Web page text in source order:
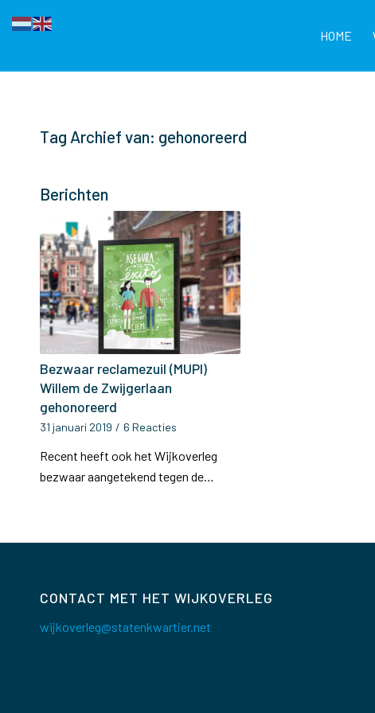
HOME
Tag Archief van: gehonoreerd
Berichten
Bezwaar reclamezuil (MUPI)
Willem de Zwijgerlaan
gehonoreerd
31 januari 2019 / 6 Reacties
Recent heeft ook het Wijkoverleg
bezwaar aangetekend tegen de…
CONTACT MET HET WIJKOVERLEG
wijkoverleg@statenkwartier.net